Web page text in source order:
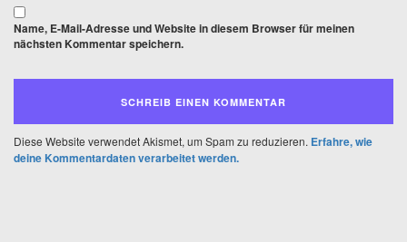
Name, E-Mail-Adresse und Website in diesem Browser für meinen
nächsten Kommentar speichern.
Diese Website verwendet Akismet, um Spam zu reduzieren. Erfahre, wie
deine Kommentardaten verarbeitet werden.